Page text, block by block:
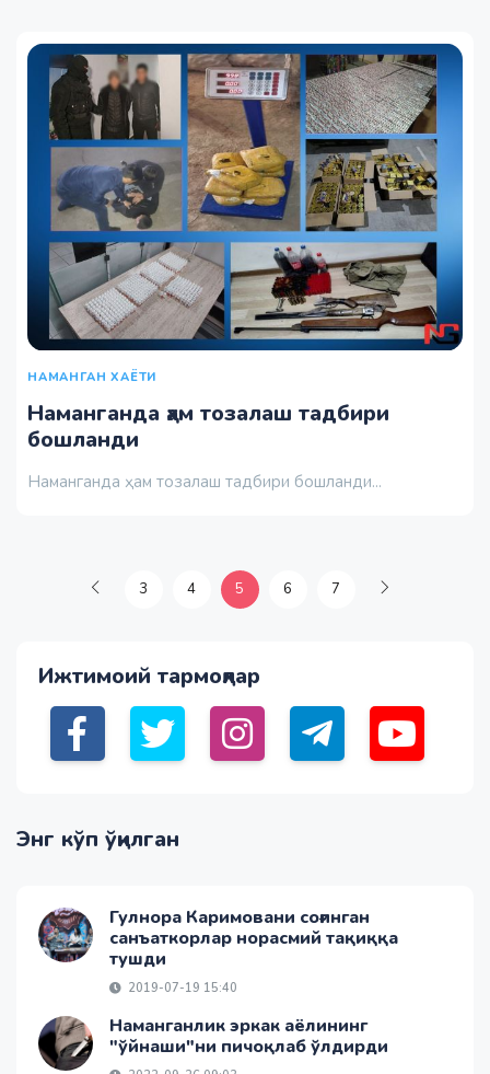
НАМАНГАН ХАЁТИ
Наманганда ҳам тозалаш тадбири
бошланди
Наманганда ҳам тозалаш тадбири бошланди...
3 4 5 6 7
Ижтимоий тармоқлар
Энг кўп ўқилган
Гулнора Каримовани соғинган
санъаткорлар норасмий тақиққа
тушди
2019-07-19 15:40
Наманганлик эркак аёлининг
"ўйнаши"ни пичоқлаб ўлдирди